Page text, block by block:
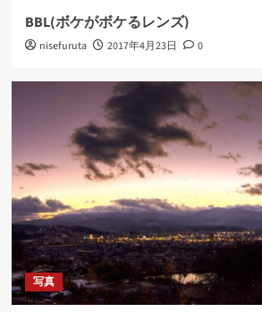
BBL(ボケがボケるレンズ)
nisefuruta 2017年4月23日 0
写真